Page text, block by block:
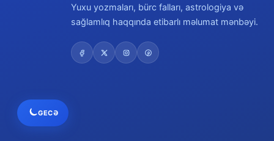
GECƏ
Yuxu yozmaları, bürc falları, astrologiya və
sağlamlıq haqqında etibarlı məlumat mənbəyi.